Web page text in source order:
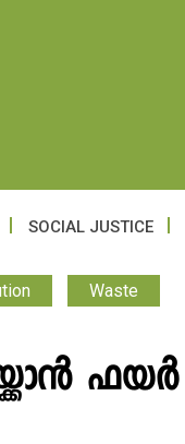
SOCIAL JUSTICE
Waste
ഫയർ